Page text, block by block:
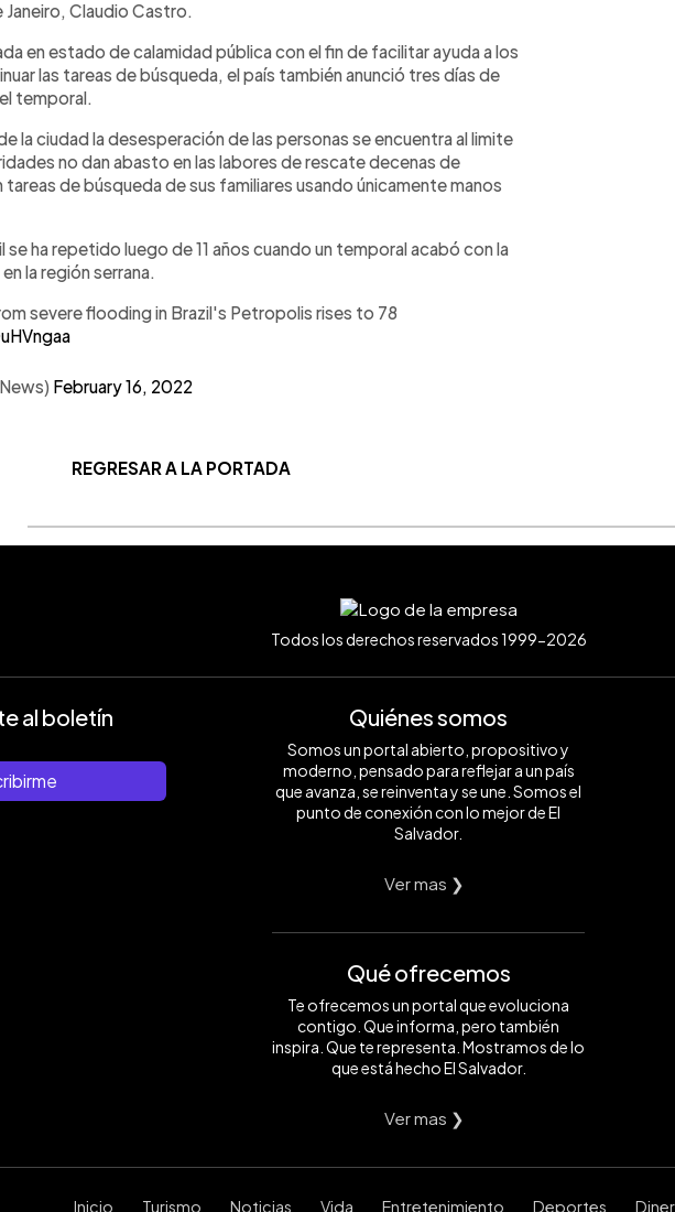
Claudio Castro.
en estado de calamidad pública con el fin de facilitar ayuda a los
las tareas de búsqueda, el país también anunció tres días de
temporal.
la ciudad la desesperación de las personas se encuentra al limite
no dan abasto en las labores de rescate decenas de
de búsqueda de sus familiares usando únicamente manos
ha repetido luego de 11 años cuando un temporal acabó con la
la región serrana.
severe flooding in Brazil's Petropolis rises to 78
February 16, 2022
REGRESAR A LA PORTADA
Todos los derechos reservados 1999-2026
al boletín Quiénes somos
Somos un portal abierto, propositivo y
moderno, pensado para reflejar a un país
que avanza, se reinventa y se une. Somos el
punto de conexión con lo mejor de El
Salvador.
Ver mas ❯
Qué ofrecemos
Te ofrecemos un portal que evoluciona
contigo. Que informa, pero también
inspira. Que te representa. Mostramos de lo
que está hecho El Salvador.
Ver mas ❯
Inicio Turismo Noticias Vida Entretenimiento Deportes